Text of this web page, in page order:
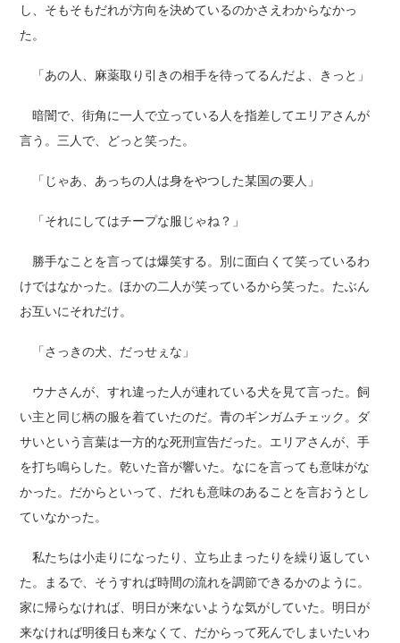
し、そもそもだれが方向を決めているのかさえわからなかっ
た。
「あの人、麻薬取り引きの相手を待ってるんだよ、きっと」
暗闇で、街角に一人で立っている人を指差してエリアさんが
言う。三人で、どっと笑った。
「じゃあ、あっちの人は身をやつした某国の要人」
「それにしてはチープな服じゃね？」
勝手なことを言っては爆笑する。別に面白くて笑っているわ
けではなかった。ほかの二人が笑っているから笑った。たぶん
お互いにそれだけ。
「さっきの犬、だっせぇな」
ウナさんが、すれ違った人が連れている犬を見て言った。飼
い主と同じ柄の服を着ていたのだ。青のギンガムチェック。ダ
サいという言葉は一方的な死刑宣告だった。エリアさんが、手
を打ち鳴らした。乾いた音が響いた。なにを言っても意味がな
かった。だからといって、だれも意味のあることを言おうとし
ていなかった。
私たちは小走りになったり、立ち止まったりを繰り返してい
た。まるで、そうすれば時間の流れを調節できるかのように。
家に帰らなければ、明日が来ないような気がしていた。明日が
来なければ明後日も来なくて、だからって死んでしまいたいわ